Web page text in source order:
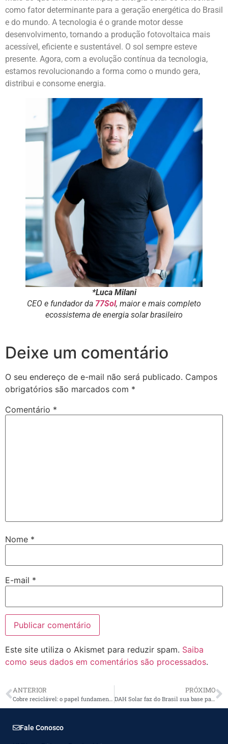
como fator determinante para a geração energética do Brasil
e do mundo. A tecnologia é o grande motor desse
desenvolvimento, tornando a produção fotovoltaica mais
acessível, eficiente e sustentável. O sol sempre esteve
presente. Agora, com a evolução contínua da tecnologia,
estamos revolucionando a forma como o mundo gera,
distribui e consome energia.
*Luca Milani
CEO e fundador da 77Sol, maior e mais completo
ecossistema de energia solar brasileiro
Deixe um comentário
O seu endereço de e-mail não será publicado. Campos
obrigatórios são marcados com *
Comentário *
Nome *
E-mail *
Este site utiliza o Akismet para reduzir spam. Saiba
como seus dados em comentários são processados.
ANTERIOR
Cobre reciclável: o papel fundamental da reciclagem na sustentabilidade industrial
PRÓXIMO
DAH Solar faz do Brasil sua base para expansão na América Latina
Fale Conosco